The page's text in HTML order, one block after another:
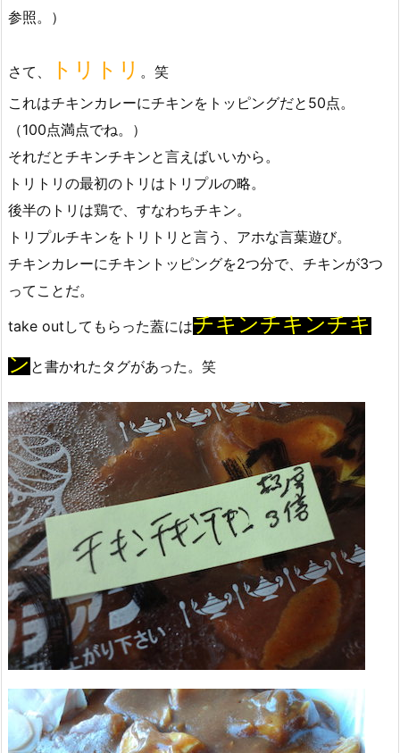
参照。）
さて、 トリトリ 。笑
これはチキンカレーにチキンをトッピングだと50点。
（100点満点でね。）
それだとチキンチキンと言えばいいから。
トリトリの最初のトリはトリプルの略。
後半のトリは鶏で、すなわちチキン。
トリプルチキンをトリトリと言う、アホな言葉遊び。
チキンカレーにチキントッピングを2つ分で、チキンが3つ
ってことだ。
take outしてもらった蓋にはチキンチキンチキ
ンと書かれたタグがあった。笑